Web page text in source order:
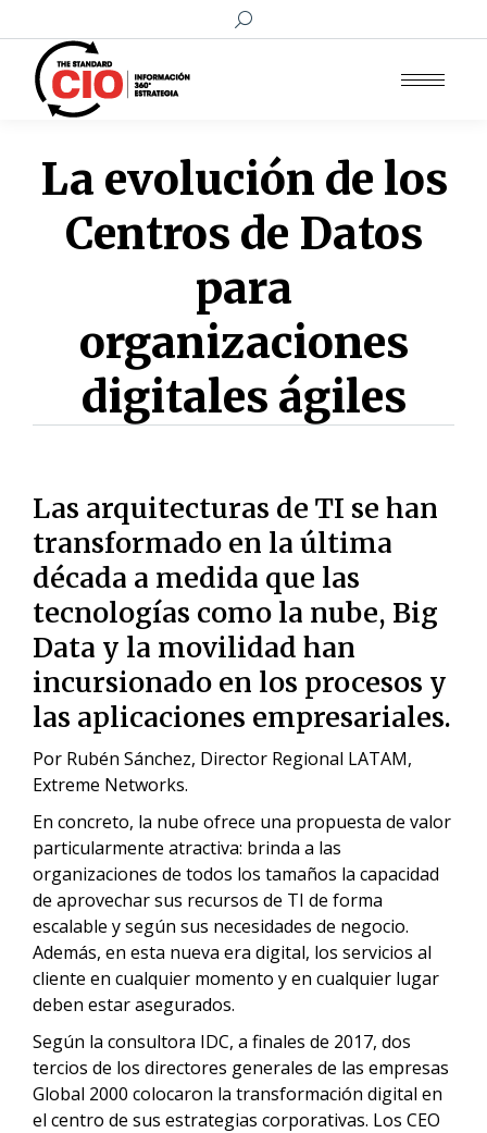
Buscar:
La evolución de los
Centros de Datos
para
organizaciones
digitales ágiles
Las arquitecturas de TI se han
transformado en la última
década a medida que las
tecnologías como la nube, Big
Data y la movilidad han
incursionado en los procesos y
las aplicaciones empresariales.
Por Rubén Sánchez, Director Regional LATAM,
Extreme Networks.
En concreto, la nube ofrece una propuesta de valor
particularmente atractiva: brinda a las
organizaciones de todos los tamaños la capacidad
de aprovechar sus recursos de TI de forma
escalable y según sus necesidades de negocio.
Además, en esta nueva era digital, los servicios al
cliente en cualquier momento y en cualquier lugar
deben estar asegurados.
Según la consultora IDC, a finales de 2017, dos
tercios de los directores generales de las empresas
Global 2000 colocaron la transformación digital en
el centro de sus estrategias corporativas. Los CEO